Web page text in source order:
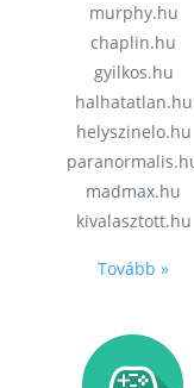
murphy.hu
chaplin.hu
gyilkos.hu
halhatatlan.hu
helyszinelo.hu
madmax.hu
kivalasztott.hu
Tovább »